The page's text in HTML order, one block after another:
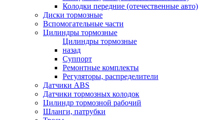
Колодки передние (отечественные авто)
Диски тормозные
Вспомогательные части
Цилиндры тормозные
Цилиндры тормозные
назад
Суппорт
Ремонтные комплекты
Регуляторы, распределители
Датчики ABS
Датчики тормозных колодок
Цилиндр тормозной рабочий
Шланги, патрубки